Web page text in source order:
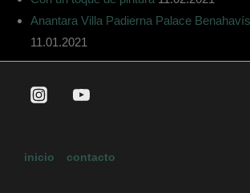
Anantara Villa Padierna Palace
11.01.2021
inicio contacto